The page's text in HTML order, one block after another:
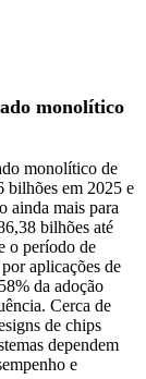
monolítico
monolítico de
em 2025 e
ainda mais para
bilhões até
o período de
aplicações de
da adoção
Cerca de
de chips
dependem
e